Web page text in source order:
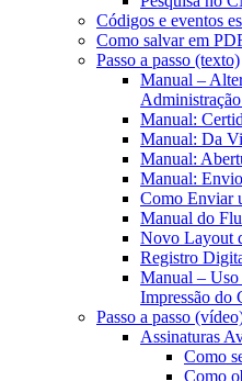
Códigos e eventos
Como salvar em
Passo a passo (texto)
Manual –
Manual:
Manual: Da
Manual:
Manual:
Como Enviar
Manual do
Novo Layout
Registro
Manual – Uso
Impressão do
Passo a passo
Assinaturas
Como
Como